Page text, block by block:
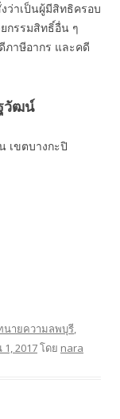
ว่าเป็นผู้มีสิทธิครอบ
กรรมสิทธิ์อื่น ๆ
ภาษีอากร และคดี
วัฒน์
เขตบางกะปิ
นายความลพบุรี,
1, 2017โดย nara